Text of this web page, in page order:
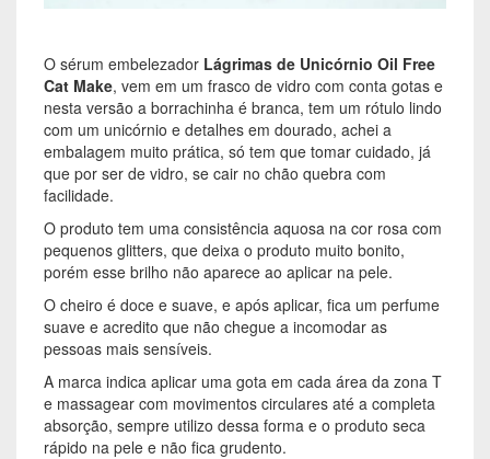
O sérum embelezador Lágrimas de Unicórnio Oil Free
Cat Make, vem em um frasco de vidro com conta gotas e
nesta versão a borrachinha é branca, tem um rótulo lindo
com um unicórnio e detalhes em dourado, achei a
embalagem muito prática, só tem que tomar cuidado, já
que por ser de vidro, se cair no chão quebra com
facilidade.
O produto tem uma consistência aquosa na cor rosa com
pequenos glitters, que deixa o produto muito bonito,
porém esse brilho não aparece ao aplicar na pele.
O cheiro é doce e suave, e após aplicar, fica um perfume
suave e acredito que não chegue a incomodar as
pessoas mais sensíveis.
A marca indica aplicar uma gota em cada área da zona T
e massagear com movimentos circulares até a completa
absorção, sempre utilizo dessa forma e o produto seca
rápido na pele e não fica grudento.